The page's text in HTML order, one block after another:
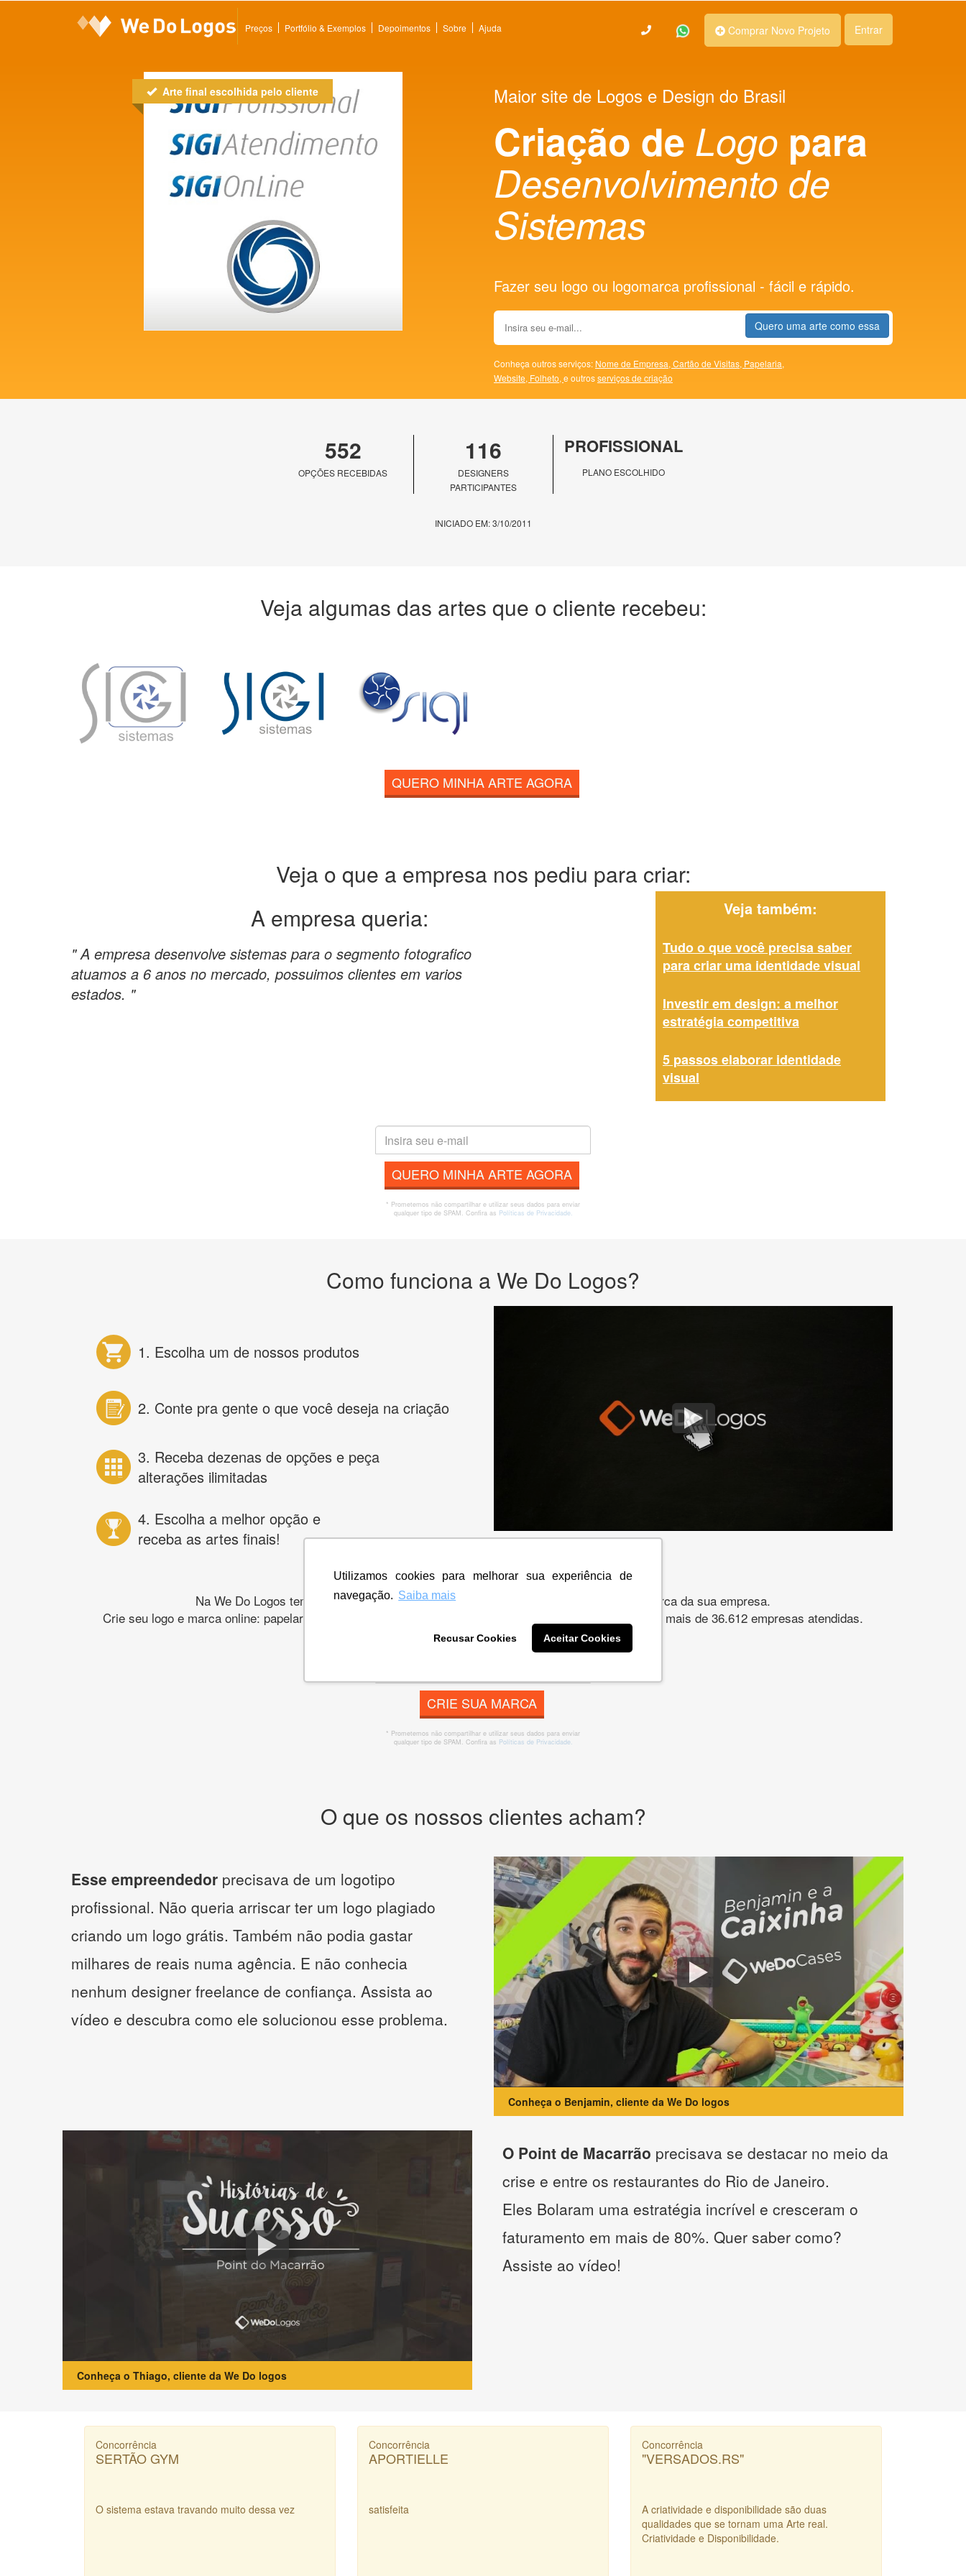
Utilizamos cookies para melhorar sua experiência de
navegação. Saiba mais
Recusar Cookies Aceitar Cookies
Preços Portfólio & Exemplos Depoimentos Sobre Ajuda Comprar Novo Projeto Entrar
Arte final escolhida pelo cliente Maior site de Logos e Design do Brasil
Criação de Logo para
Desenvolvimento de
Sistemas
Fazer seu logo ou logomarca profissional - fácil e rápido.
Quero uma arte como essa
Conheça outros serviços: Nome de Empresa, Cartão de Visitas, Papelaria,
Website, Folheto, e outrosserviços de criação
552
OPÇÕES RECEBIDAS
116
DESIGNERS
PARTICIPANTES
PROFISSIONAL
PLANO ESCOLHIDO
INICIADO EM: 3/10/2011
Veja algumas das artes que o cliente recebeu:
QUERO MINHA ARTE AGORA
Veja o que a empresa nos pediu para criar:
A empresa queria:
" A empresa desenvolve sistemas para o segmento fotografico
atuamos a 6 anos no mercado, possuimos clientes em varios
estados. "
Veja também:
Tudo o que você precisa saber
para criar uma identidade visual
Investir em design: a melhor
estratégia competitiva
5 passos elaborar identidade
visual
QUERO MINHA ARTE AGORA
* Prometemos não compartilhar e utilizar seus dados para enviar
qualquer tipo de SPAM. Confira as Políticas de Privacidade.
Como funciona a We Do Logos?
1. Escolha um de nossos produtos
2. Conte pra gente o que você deseja na criação
3. Receba dezenas de opções e peça
alterações ilimitadas
4. Escolha a melhor opção e
receba as artes finais!
Na We Do Logos temos os melhores designers de logotipos online para criar a logomarca da sua empresa.
Crie seu logo e marca online: papelaria, banner, cartão de visita, folder, flyer, website e muito mais. São mais de 36.612 empresas atendidas.
CRIE SUA MARCA
* Prometemos não compartilhar e utilizar seus dados para enviar
qualquer tipo de SPAM. Confira as Políticas de Privacidade.
O que os nossos clientes acham?
Esse empreendedor precisava de um logotipo
profissional. Não queria arriscar ter um logo plagiado
criando um logo grátis. Também não podia gastar
milhares de reais numa agência. E não conhecia
nenhum designer freelance de confiança. Assista ao
vídeo e descubra como ele solucionou esse problema.
Conheça o Benjamin, cliente da We Do logos
Conheça o Thiago, cliente da We Do logos
O Point de Macarrão precisava se destacar no meio da
crise e entre os restaurantes do Rio de Janeiro.
Eles Bolaram uma estratégia incrível e cresceram o
faturamento em mais de 80%. Quer saber como?
Assiste ao vídeo!
Concorrência
SERTÃO GYM
O sistema estava travando muito dessa vez
Concorrência
APORTIELLE
satisfeita
Concorrência
"VERSADOS.RS"
A criatividade e disponibilidade são duas
qualidades que se tornam uma Arte real.
Criatividade e Disponibilidade.